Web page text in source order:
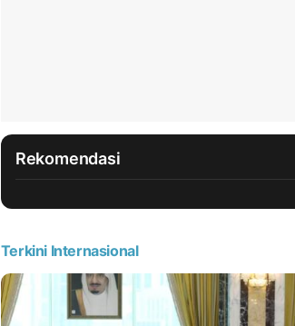
Rekomendasi
Terkini Internasional